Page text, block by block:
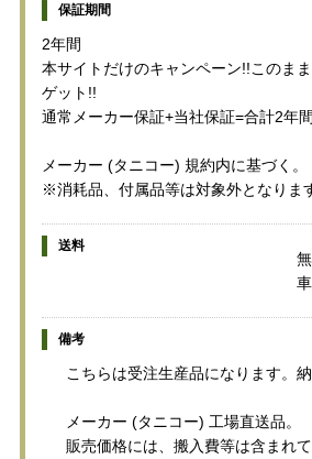
保証期間
2年間
本サイトだけのキャンペーン!!このま
ゲット!!
通常メーカー保証+当社保証=合計2年間
メーカー (タニコー) 規約内に基づく。
※消耗品、付属品等は対象外となりま
送料
備考
こちらは受注生産品になります。
メーカー (タニコー) 工場直送品。
販売価格には、搬入費等は含まれて